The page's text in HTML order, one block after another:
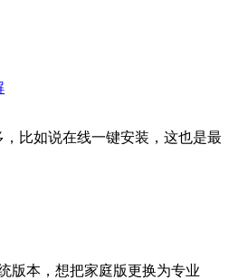
比如说在线一键安装，这也是最
版本，想把家庭版更换为专业